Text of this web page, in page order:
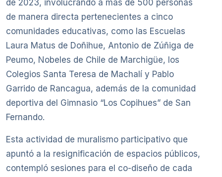
de 2023, involucrando a más de 500 personas
de manera directa pertenecientes a cinco
comunidades educativas, como las Escuelas
Laura Matus de Doñihue, Antonio de Zúñiga de
Peumo, Nobeles de Chile de Marchigüe, los
Colegios Santa Teresa de Machalí y Pablo
Garrido de Rancagua, además de la comunidad
deportiva del Gimnasio “Los Copihues” de San
Fernando.
Esta actividad de muralismo participativo que
apuntó a la resignificación de espacios públicos,
contempló sesiones para el co-diseño de cada